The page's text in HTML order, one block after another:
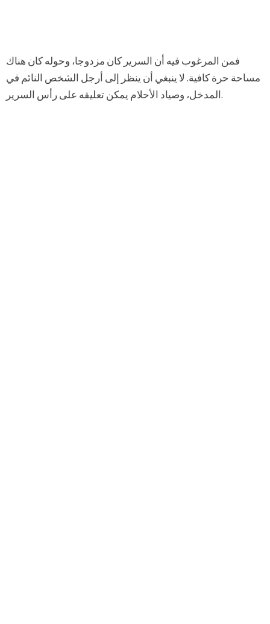
فمن المرغوب فيه أن السرير كان مزدوجا، وحوله كان هناك
مساحة حرة كافية. لا ينبغي أن ينظر إلى أرجل الشخص النائم في
المدخل، وصياد الأحلام يمكن تعليقه على رأس السرير.